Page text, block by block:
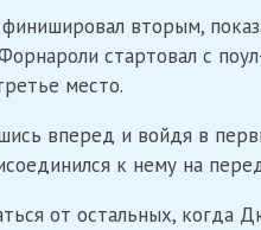
вторым,
стартовал с
место.
вперед и войдя в
к нему на
от остальных, когда